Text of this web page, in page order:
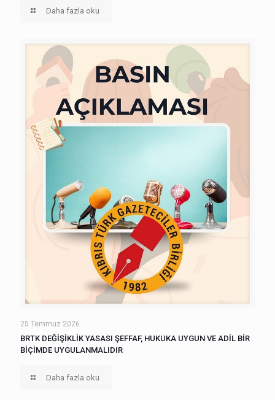
Daha fazla oku
25 Temmuz 2026
BRTK DEĞİŞİKLİK YASASI ŞEFFAF, HUKUKA UYGUN VE ADİL BİR
BİÇİMDE UYGULANMALIDIR
Daha fazla oku